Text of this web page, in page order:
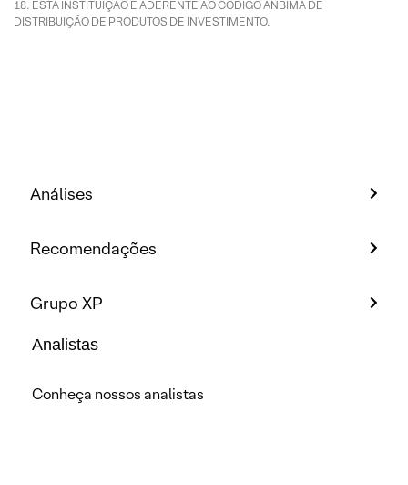
ESTA INSTITUIÇÃO É ADERENTE AO CÓDIGO ANBIMA DE
DISTRIBUIÇÃO DE PRODUTOS DE INVESTIMENTO.
Análises
Recomendações
Grupo XP
Analistas
Conheça nossos analistas